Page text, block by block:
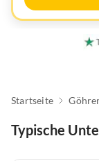
Startseite
Typische